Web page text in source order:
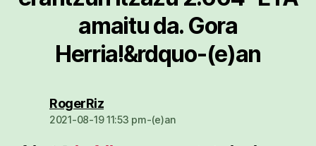
amaitu da. Gora
Herria!&rdquo-(e)an
RogerRizdio:
2021-08-19 11:53 pm-(e)an